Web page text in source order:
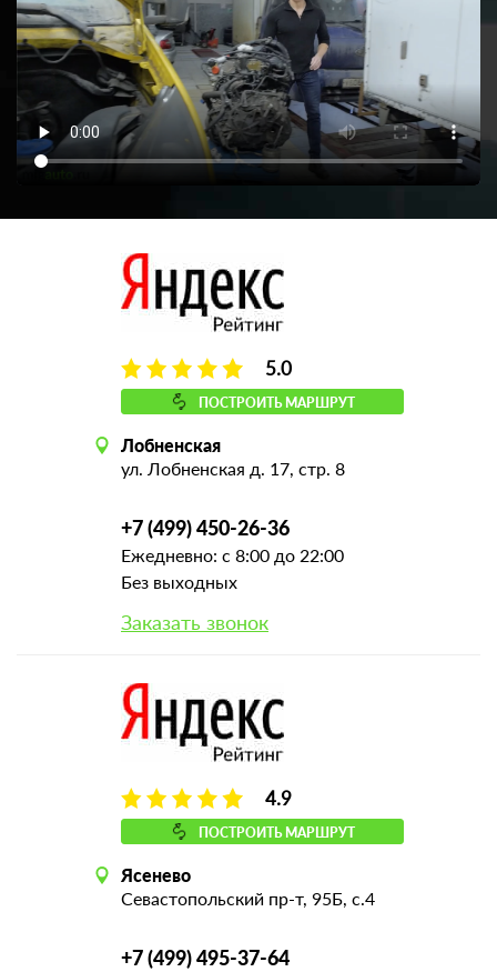
5.0
ПОСТРОИТЬ МАРШРУТ
Лобненская
ул. Лобненская д. 17, стр. 8
+7 (499) 450-26-36
Ежедневно: с 8:00 до 22:00
Без выходных
Заказать звонок
4.9
ПОСТРОИТЬ МАРШРУТ
Ясенево
Севастопольский пр-т, 95Б, с.4
+7 (499) 495-37-64